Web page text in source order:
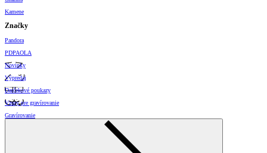
Kamene
Značky
Pandora
PDPAOLA
Novinky
Výpredaj
Darčekové poukazy
Vzory pre gravírovanie
Gravírovanie